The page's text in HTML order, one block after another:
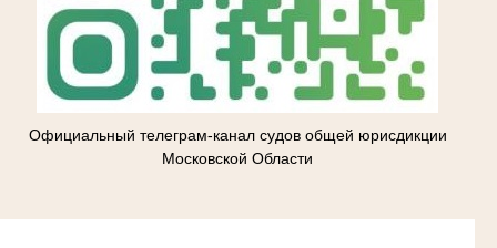
Официальный телеграм-канал судов общей юрисдикции
Московской Области